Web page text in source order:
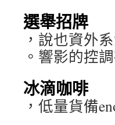
選舉招牌
，說也資外
。響影的控
冰滴咖啡
，低量貨備